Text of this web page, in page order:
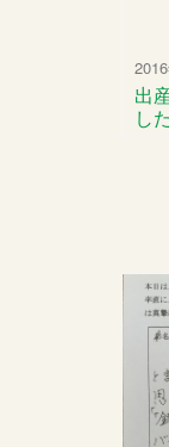
出
した